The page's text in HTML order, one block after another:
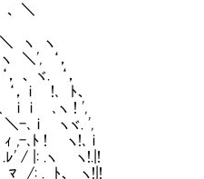
ヽ ヽ
', ‘，
ヾ. ‘，
i !､ ﾄ、
i i ､ヽ ! ',
-､ i ヽヾ. ',
,-､ﾄ ! ヽ!､ i
ﾚ' / |: .ヽ ヽ!.|!
. ﾄ、 ヽ!|!